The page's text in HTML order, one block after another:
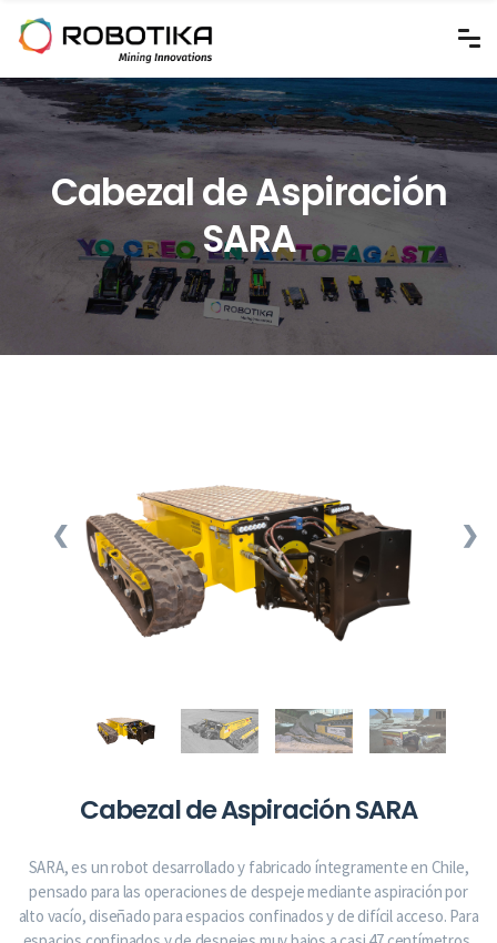
Cabezal de Aspiración
SARA
❮ ❯
Cabezal de Aspiración SARA
SARA, es un robot desarrollado y fabricado íntegramente en Chile,
pensado para las operaciones de despeje mediante aspiración por
alto vacío, diseñado para espacios confinados y de difícil acceso. Para